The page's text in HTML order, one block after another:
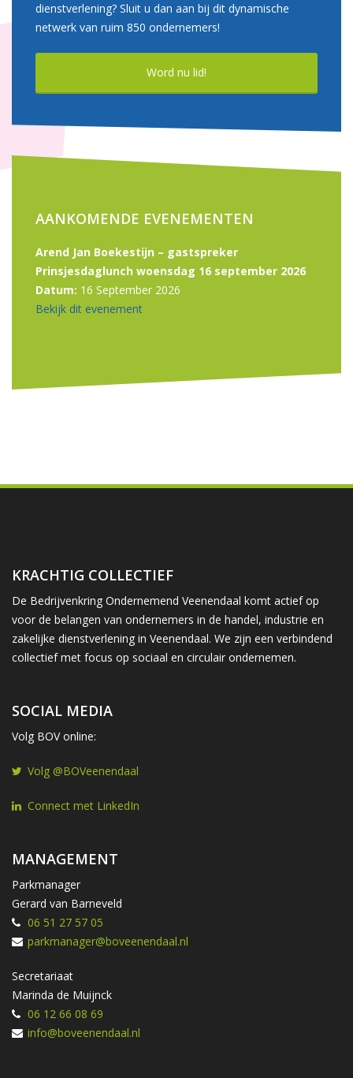
dienstverlening? Sluit u dan aan bij dit dynamische
netwerk van ruim 850 ondernemers!
Word nu lid!
AANKOMENDE EVENEMENTEN
Arend Jan Boekestijn – gastspreker
Prinsjesdaglunch woensdag 16 september 2026
Datum: 16 September 2026
Bekijk dit evenement
KRACHTIG COLLECTIEF
De Bedrijvenkring Ondernemend Veenendaal komt actief op
voor de belangen van ondernemers in de handel, industrie en
zakelijke dienstverlening in Veenendaal. We zijn een verbindend
collectief met focus op sociaal en circulair ondernemen.
SOCIAL MEDIA
Volg BOV online:
Volg @BOVeenendaal
Connect met LinkedIn
MANAGEMENT
Parkmanager
Gerard van Barneveld
06 51 27 57 05
parkmanager@boveenendaal.nl
Secretariaat
Marinda de Muijnck
06 12 66 08 69
info@boveenendaal.nl